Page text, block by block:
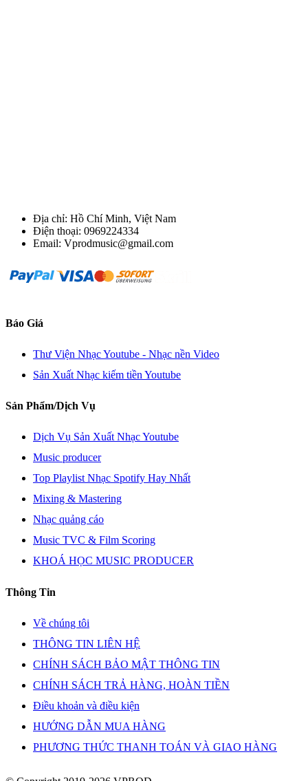
Địa chỉ: Hồ Chí Minh, Việt Nam
Điện thoại: 0969224334
Email: Vprodmusic@gmail.com
Báo Giá
Thư Viện Nhạc Youtube - Nhạc nền Video
Sản Xuất Nhạc kiếm tiền Youtube
Sản Phẩm/Dịch Vụ
Dịch Vụ Sản Xuất Nhạc Youtube
Music producer
Top Playlist Nhạc Spotify Hay Nhất
Mixing & Mastering
Nhạc quảng cáo
Music TVC & Film Scoring
KHOÁ HỌC MUSIC PRODUCER
Thông Tin
Về chúng tôi
THÔNG TIN LIÊN HỆ
CHÍNH SÁCH BẢO MẬT THÔNG TIN
CHÍNH SÁCH TRẢ HÀNG, HOÀN TIỀN
Điều khoản và điều kiện
HƯỚNG DẪN MUA HÀNG
PHƯƠNG THỨC THANH TOÁN VÀ GIAO HÀNG